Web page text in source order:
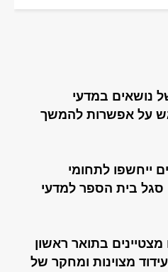
נושאים במדעי
על אפשרות להמשך
ייחשפו לתחומי
בית הספר למדעי
בתואר ראשון
מצוינות ומחקר של